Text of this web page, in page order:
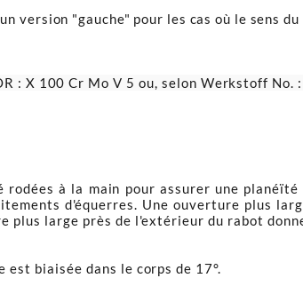
version "gauche" pour les cas où le sens
: X 100 Cr Mo V 5 ou, selon Werkstoff No.
à la main pour assurer une
d'équerres. Une ouverture plus
large près de l'extérieur du rabot
est biaisée dans le corps de 17°.